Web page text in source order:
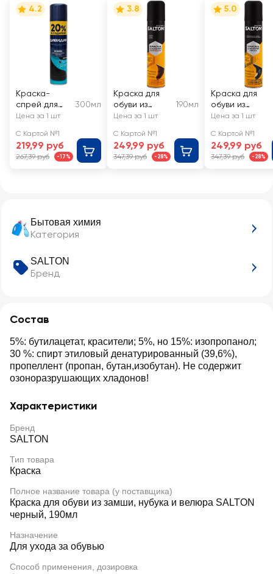
Бытовая химия
Категория
SALTON
Бренд
Состав
5%: бутилацетат, красители; 5%, но 15%: изопропанол;
30 %: спирт этиловый денатурированный (39,6%),
пропеллент (пропан, бутан,изобутан). Не содержит
озоноразрушающих хладонов!
Характеристики
Бренд
SALTON
Тип товара
Краска
Полное название товара (у поставщика)
Краска для обуви из замши, нубука и велюра SALTON
черный, 190мл
Назначение
Для ухода за обувью
Способ применения, дозировка
4.2
Краска-
спрей для
замши,
велюра
ДИВИДИК
черная
300мл
Цена за 1 шт
С Картой №1
219,99 руб
267,39 руб -17%
3.8
Краска для
обуви из
замши, нубука
SALTON
коричневый
190мл
Цена за 1 шт
С Картой №1
249,99 руб
347,39 руб -28%
5.0
Краска для
обуви из
гладкой кожи
черный
Цена за 1 шт
С Картой №1
249,99 руб
347,39 руб -28%